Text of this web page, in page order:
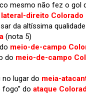
mesmo não fez o gol
lateral-direito Colorado
da altíssima
(nota 5)
meio-de-campo
do meio-de-campo
no lugar do meia-
fogo” do ataque